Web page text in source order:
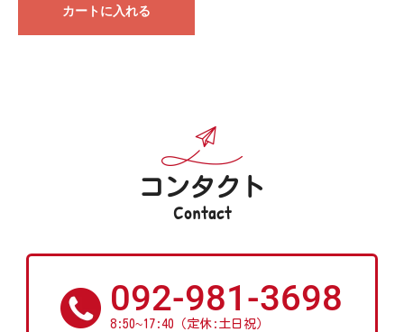
カートに入れる
コンタクト
Contact
092-981-3698
8:50~17:40（定休:土日祝）